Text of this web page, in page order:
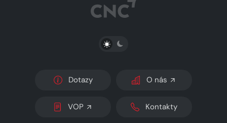
PŘEPNOUT SVĚTLÝ/TMAVÝ REŽIM
Dotazy O nás
VOP Kontakty